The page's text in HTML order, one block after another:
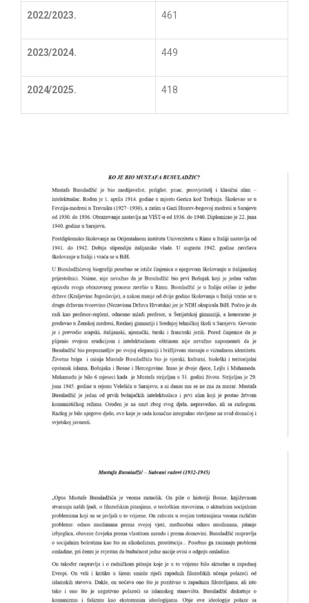
2022/2023. 461
2023/2024. 449
2024/2025. 418